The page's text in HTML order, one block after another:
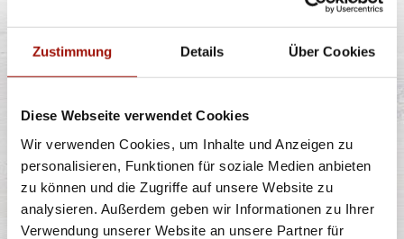
Zustimmung Details Über Cookies
Diese Webseite verwendet Cookies
Wir verwenden Cookies, um Inhalte und Anzeigen zu
personalisieren, Funktionen für soziale Medien anbieten
zu können und die Zugriffe auf unsere Website zu
analysieren. Außerdem geben wir Informationen zu Ihrer
Verwendung unserer Website an unsere Partner für
Knusprige Pommes Frites inclusive Dip nach Wahl
5,49 €
ROMA